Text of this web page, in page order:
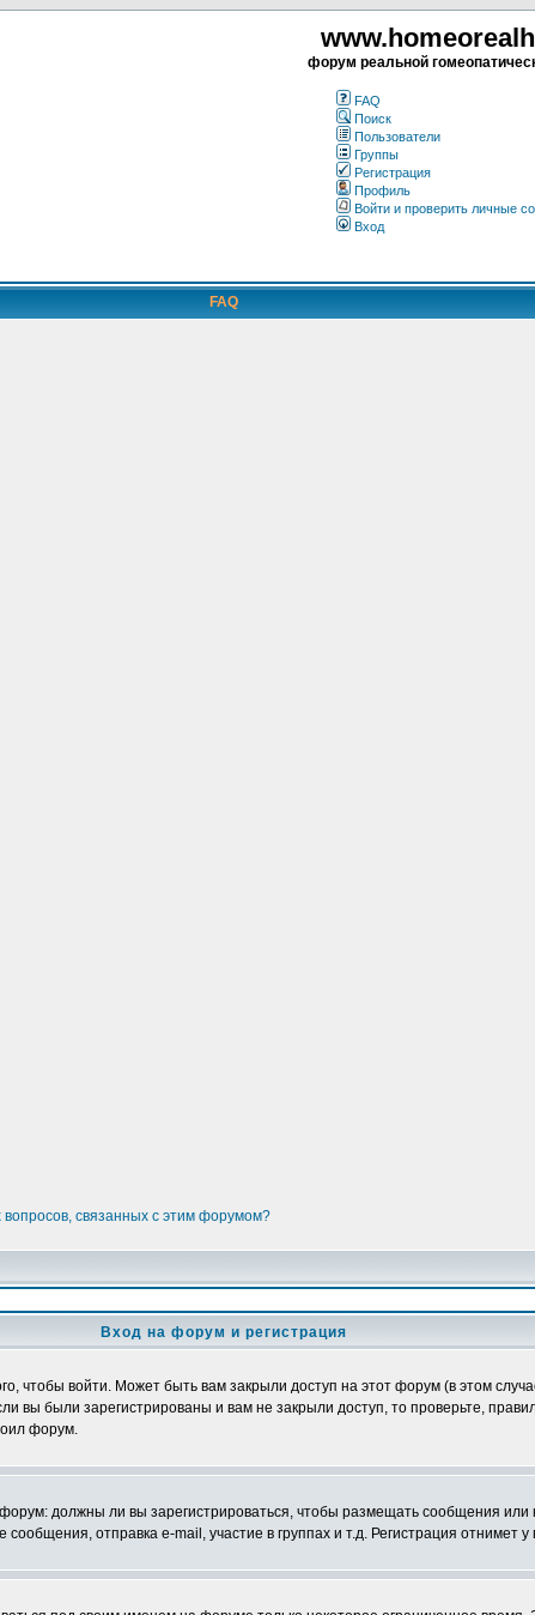
форум реальной
FAQ
Поиск
Пользователи
Группы
Регистрация
Профиль
Войти и проверить личные
Вход
FAQ
вопросов, связанных с этим форумом?
Вход на форум и регистрация
чтобы войти. Может быть вам закрыли доступ на этот форум (в этом
вы были зарегистрированы и вам не закрыли доступ, то проверьте,
форум.
должны ли вы зарегистрироваться, чтобы размещать сообщения
отправка e-mail, участие в группах и т.д. Регистрация отнимет